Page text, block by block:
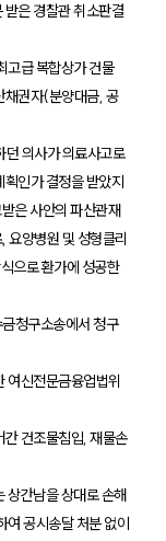
은 경찰관 취소판결
고급 복합상가 건물
채권자(분양대금, 공
던 의사가 의료사고로
인가 결정을 받았지
은 사안의 파산관재
요양병원 및 성형클리
으로 환가에 성공한
청구소송에서 청구
여신전문금융업법위
간 건조물침입, 재물손
상간남을 상대로 손해
여 공시송달 처분 없이